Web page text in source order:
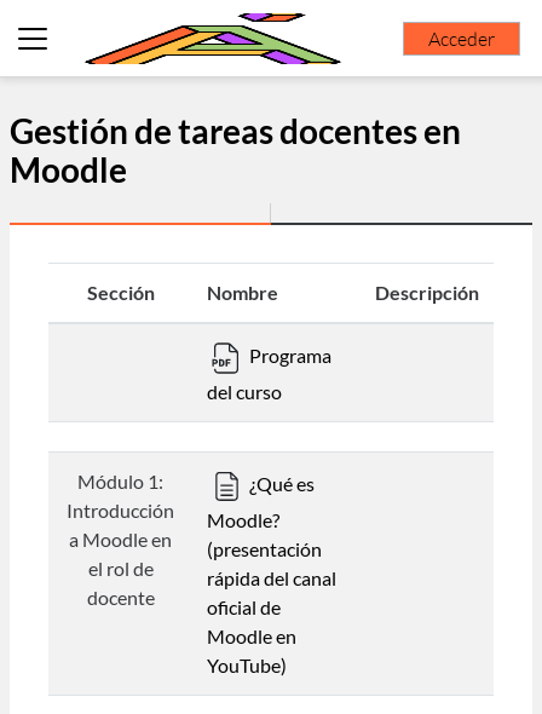
Panel lateral
Acceder
Gestión de tareas docentes en
Moodle
Sección Nombre Descripción
Programa
del curso
Módulo 1:
Introducción
a Moodle en
el rol de
docente
¿Qué es
Moodle?
(presentación
rápida del canal
oficial de
Moodle en
YouTube)